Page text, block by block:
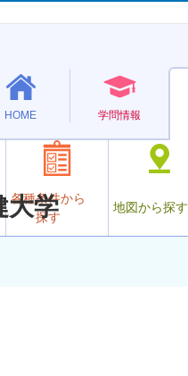
HOME 学問情報
各種条件から
探す
地図から探す
大学